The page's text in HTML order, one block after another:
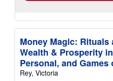
Money Magic:
Wealth & Prosperity
Personal, and Games
Rey, Victoria